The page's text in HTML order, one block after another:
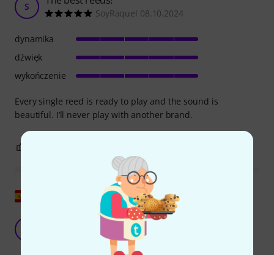
S
SoyRaquel 08.10.2024
Every single reed is ready to play and the sound is
beautiful. I’ll never play with another brand.
dynamika
dźwięk
wykończenie
Dla mnie najlepsze
Lucía CM 05.11.2024